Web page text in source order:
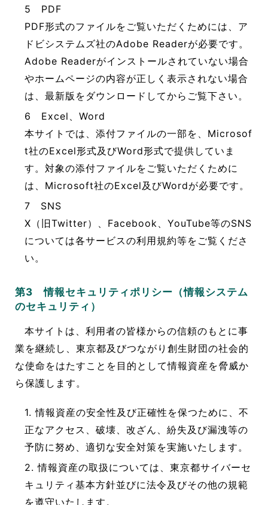
5 PDF
PDF形式のファイルをご覧いただくためには、ア
ドビシステムズ社のAdobe Readerが必要です。
Adobe Readerがインストールされていない場合
やホームページの内容が正しく表示されない場合
は、最新版をダウンロードしてからご覧下さい。
6 Excel、Word
本サイトでは、添付ファイルの一部を、Microsof
t社のExcel形式及びWord形式で提供していま
す。対象の添付ファイルをご覧いただくために
は、Microsoft社のExcel及びWordが必要です。
7 SNS
X（旧Twitter）、Facebook、YouTube等のSNS
については各サービスの利用規約等をご覧くださ
い。
第3 情報セキュリティポリシー（情報システム
のセキュリティ）
本サイトは、利用者の皆様からの信頼のもとに事
業を継続し、東京都及びつながり創生財団の社会的
な使命をはたすことを目的として情報資産を脅威か
ら保護します。
1. 情報資産の安全性及び正確性を保つために、不
正なアクセス、破壊、改ざん、紛失及び漏洩等の
予防に努め、適切な安全対策を実施いたします。
2. 情報資産の取扱については、東京都サイバーセ
キュリティ基本方針並びに法令及びその他の規範
を遵守いたします。